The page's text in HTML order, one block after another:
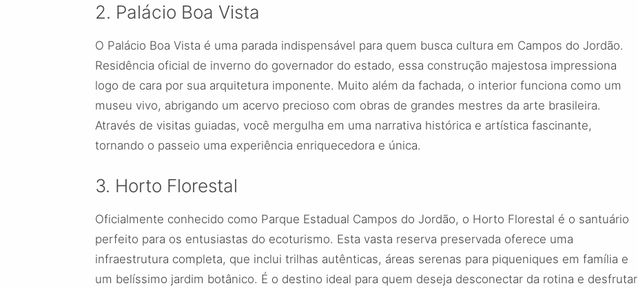
2. Palácio Boa Vista
O Palácio Boa Vista é uma parada indispensável para quem busca cultura em Campos do Jordão.
Residência oficial de inverno do governador do estado, essa construção majestosa impressiona
logo de cara por sua arquitetura imponente. Muito além da fachada, o interior funciona como um
museu vivo, abrigando um acervo precioso com obras de grandes mestres da arte brasileira.
Através de visitas guiadas, você mergulha em uma narrativa histórica e artística fascinante,
tornando o passeio uma experiência enriquecedora e única.
3. Horto Florestal
Oficialmente conhecido como Parque Estadual Campos do Jordão, o Horto Florestal é o santuário
perfeito para os entusiastas do ecoturismo. Esta vasta reserva preservada oferece uma
infraestrutura completa, que inclui trilhas autênticas, áreas serenas para piqueniques em família e
um belíssimo jardim botânico. É o destino ideal para quem deseja desconectar da rotina e desfrutar